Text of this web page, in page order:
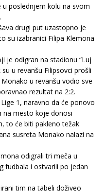
poslednjem kolu na svom
drugi put uzastopno je
su izabranici Filipa Klemona
je odigran na stadionu “Luj
u revanšu Filipsovci prošli
u revanšu vodio sve
rezultat na 2:2.
1, naravno da će ponovo
na mesto koje donosi
to će biti pakleno težak
susreta Monako nalazi na
odigrali tri meča u
fudbala i ostvarili po jedan
tim na tabeli doživeo